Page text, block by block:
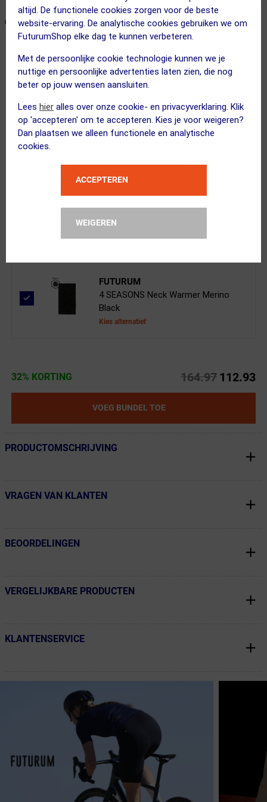
altijd. De functionele cookies zorgen voor de beste
website-ervaring. De analytische cookies gebruiken we om
FuturumShop elke dag te kunnen verbeteren.
Met de persoonlijke cookie technologie kunnen we je
nuttige en persoonlijke advertenties laten zien, die nog
beter op jouw wensen aansluiten.
Lees hier alles over onze cookie- en privacyverklaring. Klik
op 'accepteren' om te accepteren. Kies je voor weigeren?
Dan plaatsen we alleen functionele en analytische
cookies.
ACCEPTEREN
WEIGEREN
← Terug naar productnavigatie
ONZE AANBEVOLEN COMBINATIE
Ale
PR-R Las Vegas Fietsshirt Lange Mou...
Kies je maat
FUTURUM
Kies alternatief
FUTURUM
4 SEASONS Neck Warmer Merino
Black
Kies alternatief
32% KORTING 164.97 112.93
VOEG BUNDEL TOE
← Terug naar productnavigatie
PRODUCTOMSCHRIJVING
← Terug naar productnavigatie
VRAGEN VAN KLANTEN
← Terug naar productnavigatie
BEOORDELINGEN
← Terug naar productnavigatie
VERGELIJKBARE PRODUCTEN
← Terug naar productnavigatie
KLANTENSERVICE